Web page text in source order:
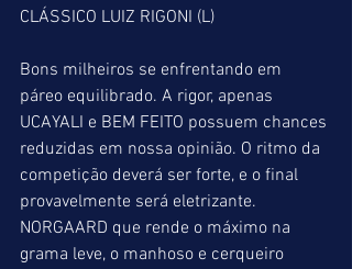
CLÁSSICO LUIZ RIGONI (L)
Bons milheiros se enfrentando em
páreo equilibrado. A rigor, apenas
UCAYALI e BEM FEITO possuem chances
reduzidas em nossa opinião. O ritmo da
competição deverá ser forte, e o final
provavelmente será eletrizante.
NORGAARD que rende o máximo na
grama leve, o manhoso e cerqueiro